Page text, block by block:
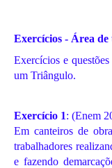
Exercícios - Área
Exercícios e
um Triângulo.
Exercício 1: (Enem
Em canteiros de
trabalhadores
e fazendo